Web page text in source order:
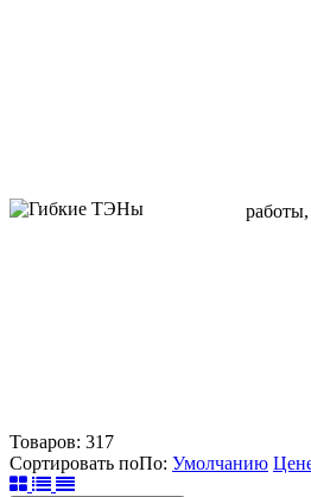
Товаров: 317
Сортировать поПо: Умолчанию